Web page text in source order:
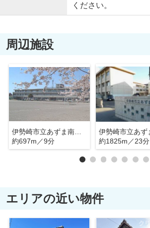
ください。
周辺施設
伊勢崎市立あずま南小学校
約697m／9分
約1825m／23分
エリアの近い物件